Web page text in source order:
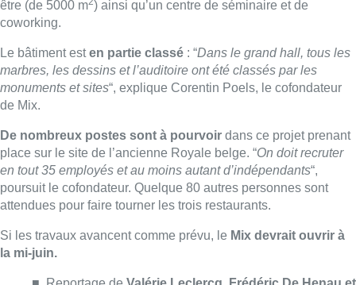
Si les travaux avancent comme prévu, le
■ Reportage deValérie Leclercq, Frédéric De Henau et
Pierre Delmée
Lire aussi :
Un nouveau club de MMA ouvre
ses portes à Evere : “C’est pas
comme on voit à la télé”